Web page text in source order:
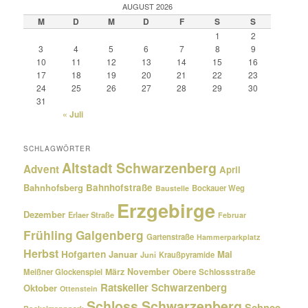
AUGUST 2026
M D M D F S S
1
2
3
4 5 6 7 8
9
10
11 12 13 14 15
16
17
18 19 20 21 22
23
24
25 26 27 28 29
30
31
« Juli
SCHLAGWÖRTER
AdventAltstadt Schwarzenberg April
Bahnhofsberg Bahnhofstraße Baustelle Bockauer Weg
Dezember Erlaer Straße Erzgebirge Februar
Frühling Galgenberg Gartenstraße Hammerparkplatz
Herbst Hofgarten Januar Juni Kraußpyramide Mai
Meißner Glockenspiel März November Obere Schlossstraße
Oktober Ottenstein Ratskeller Schwarzenberg